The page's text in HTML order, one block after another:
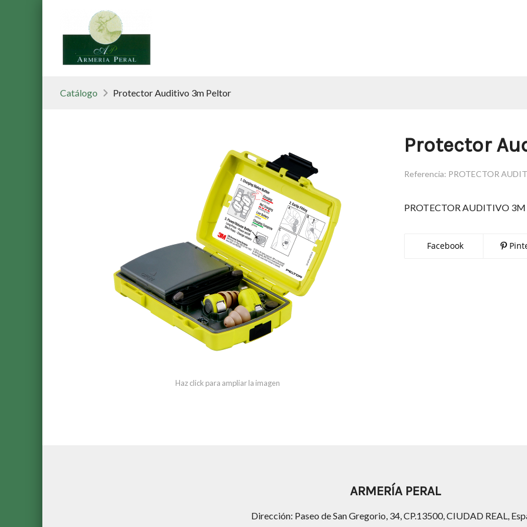
Catálogo Protector Auditivo 3m Peltor
Haz click para ampliar la imagen
Protector
Referencia: PROTECTOR
PROTECTOR AUDITIVO 3M
Facebook
ARMERÍA PERAL
Dirección: Paseo de San Gregorio, 34, CP.13500, CIUDAD REAL,